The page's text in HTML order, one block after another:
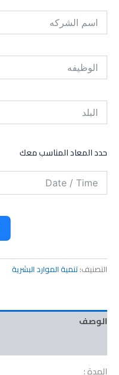
حدد المعاد المناسب معك
التصنيف:تنمية الموارد البشرية
الوصف
المدة :